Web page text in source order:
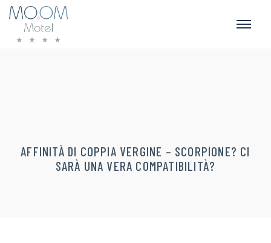
AFFINITÀ DI COPPIA VERGINE – SCORPIONE? CI
SARÀ UNA VERA COMPATIBILITÀ?